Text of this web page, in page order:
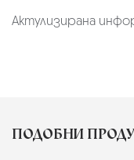
Актулизирана
ПОДОБНИ